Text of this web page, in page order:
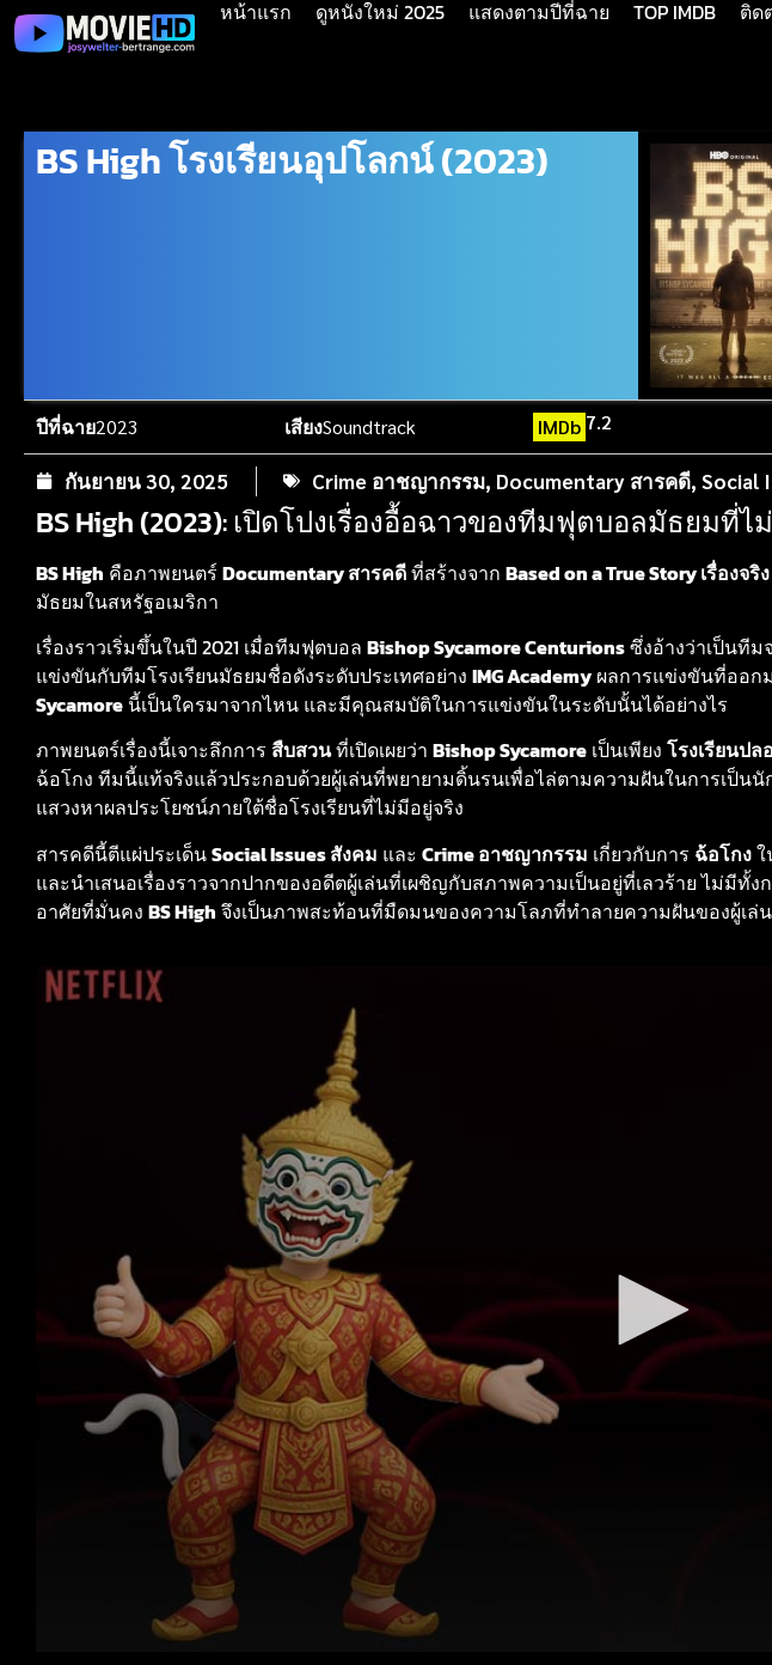
หน้าแรก ดูหนังใหม่ 2025 แสดงตามปีที่ฉาย TOP IMDB ติด
BS High โรงเรียนอุปโลกน์ (2023)
ปีที่ฉาย2023 เสียงSoundtrack IMDb7.2
กันยายน 30, 2025 Crime อาชญากรรม, Documentary สารคดี, Social
BS High (2023): เปิดโปงเรื่องอื้อฉาวของทีมฟุตบอลมัธยมที่ไ
BS High คือภาพยนตร์Documentary สารคดีที่สร้างจาก Based on a True Story เรื่องจริง
มัธยมในสหรัฐอเมริกา
เรื่องราวเริ่มขึ้นในปี 2021 เมื่อทีมฟุตบอล Bishop Sycamore Centurionsซึ่งอ้างว่าเป็นทีม
แข่งขันกับทีมโรงเรียนมัธยมชื่อดังระดับประเทศอย่าง IMG Academy ผลการแข่งขันที่ออก
Sycamore นี้เป็นใครมาจากไหน และมีคุณสมบัติในการแข่งขันในระดับนั้นได้อย่างไร
ภาพยนตร์เรื่องนี้เจาะลึกการ สืบสวนที่เปิดเผยว่า Bishop Sycamore เป็นเพียง โรงเรียนปล
ฉ้อโกง ทีมนี้แท้จริงแล้วประกอบด้วยผู้เล่นที่พยายามดิ้นรนเพื่อไล่ตามความฝันในการเป็นนั
แสวงหาผลประโยชน์ภายใต้ชื่อโรงเรียนที่ไม่มีอยู่จริง
สารคดีนี้ตีแผ่ประเด็นSocial Issues สังคม และ Crime อาชญากรรม เกี่ยวกับการ ฉ้อโกง
และนำเสนอเรื่องราวจากปากของอดีตผู้เล่นที่เผชิญกับสภาพความเป็นอยู่ที่เลวร้าย ไม่มีทั้
อาศัยที่มั่นคง BS High จึงเป็นภาพสะท้อนที่มืดมนของความโลภที่ทำลายความฝันของผู้เล่